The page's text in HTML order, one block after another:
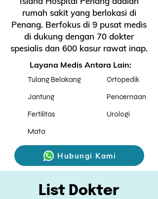
rumah sakit yang berlokasi di
Penang. Berfokus di 9 pusat medis
di dukung dengan 70 dokter
spesialis dan 600 kasur rawat inap.
Layana Medis Antara Lain:
Tulang Belakang
Jantung
Fertilitas
Mata
Ortopedik
Pencernaan
Urologi
Hubungi Kami
List Dokter